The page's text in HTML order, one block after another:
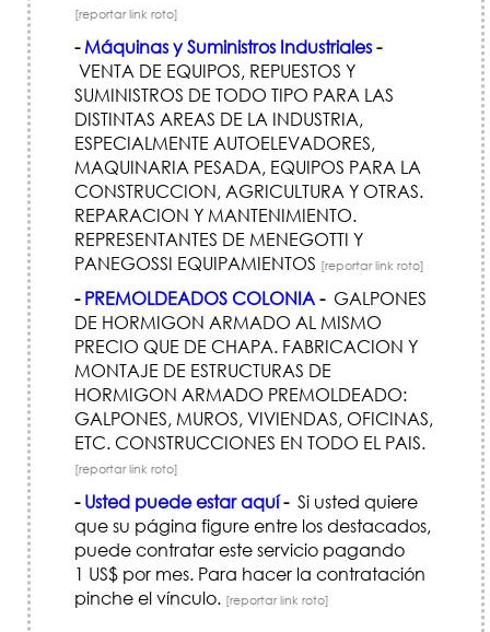
[reportar link roto]
- Máquinas y Suministros Industriales-
VENTA DE EQUIPOS, REPUESTOS Y
SUMINISTROS DE TODO TIPO PARA LAS
DISTINTAS AREAS DE LA INDUSTRIA,
ESPECIALMENTE AUTOELEVADORES,
MAQUINARIA PESADA, EQUIPOS PARA LA
CONSTRUCCION, AGRICULTURA Y OTRAS.
REPARACION Y MANTENIMIENTO.
REPRESENTANTES DE MENEGOTTI Y
PANEGOSSI EQUIPAMIENTOS [reportar link roto]
- PREMOLDEADOS COLONIA-GALPONES
DE HORMIGON ARMADO AL MISMO
PRECIO QUE DE CHAPA. FABRICACION Y
MONTAJE DE ESTRUCTURAS DE
HORMIGON ARMADO PREMOLDEADO:
GALPONES, MUROS, VIVIENDAS, OFICINAS,
ETC. CONSTRUCCIONES EN TODO EL PAIS.
[reportar link roto]
- Usted puede estar aquí-Si usted quiere
que su página figure entre los destacados,
puede contratar este servicio pagando
1 US$ por mes. Para hacer la contratación
pinche el vínculo. [reportar link roto]